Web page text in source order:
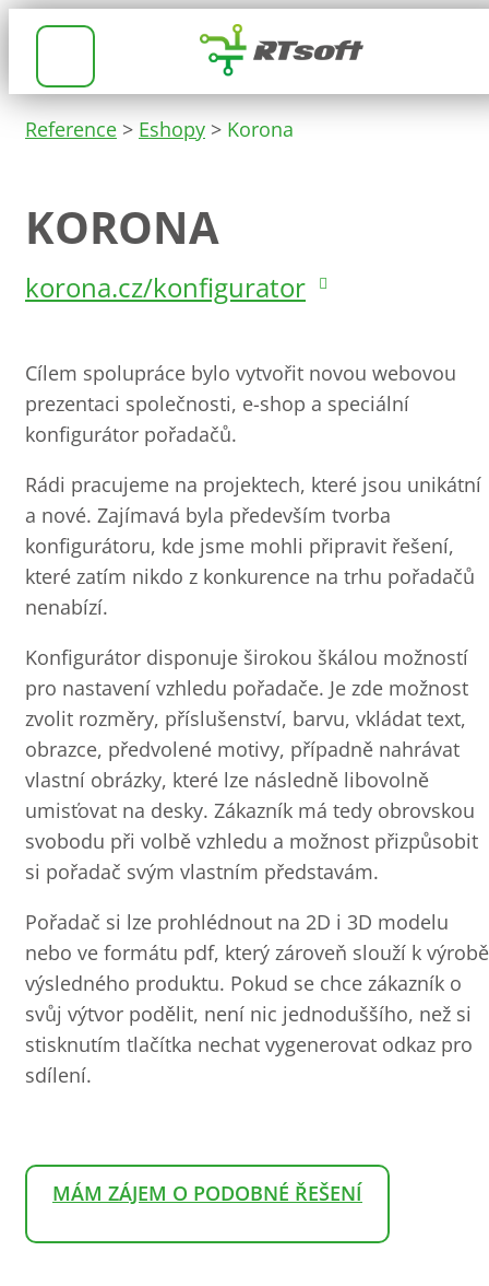
Reference > Eshopy > Korona
KORONA
korona.cz/konfigurator
Cílem spolupráce bylo vytvořit novou webovou
prezentaci společnosti, e-shop a speciální
konfigurátor pořadačů.
Rádi pracujeme na projektech, které jsou unikátní
a nové. Zajímavá byla především tvorba
konfigurátoru, kde jsme mohli připravit řešení,
které zatím nikdo z konkurence na trhu pořadačů
nenabízí.
Konfigurátor disponuje širokou škálou možností
pro nastavení vzhledu pořadače. Je zde možnost
zvolit rozměry, příslušenství, barvu, vkládat text,
obrazce, předvolené motivy, případně nahrávat
vlastní obrázky, které lze následně libovolně
umisťovat na desky. Zákazník má tedy obrovskou
svobodu při volbě vzhledu a možnost přizpůsobit
si pořadač svým vlastním představám.
Pořadač si lze prohlédnout na 2D i 3D modelu
nebo ve formátu pdf, který zároveň slouží k výrobě
výsledného produktu. Pokud se chce zákazník o
svůj výtvor podělit, není nic jednoduššího, než si
stisknutím tlačítka nechat vygenerovat odkaz pro
sdílení.
MÁM ZÁJEM O PODOBNÉ ŘEŠENÍ